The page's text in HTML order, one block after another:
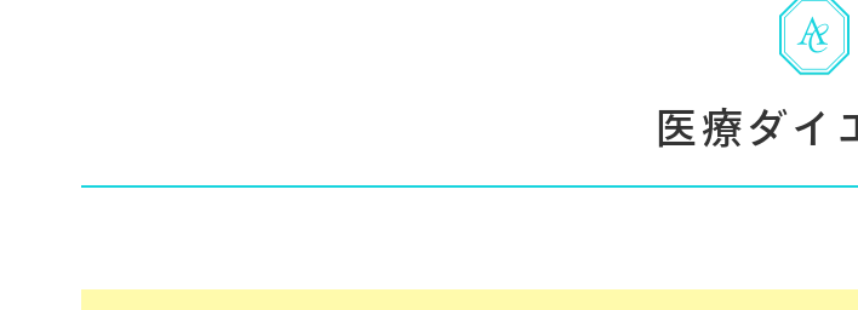
医療ダイ